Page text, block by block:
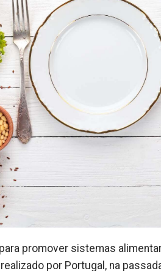
promover sistemas
por Portugal, na